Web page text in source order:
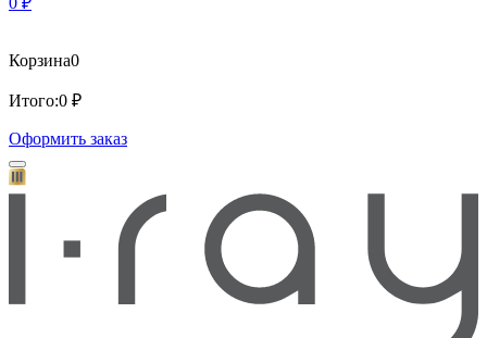
Корзина0
Итого:0 ₽
Оформить заказ